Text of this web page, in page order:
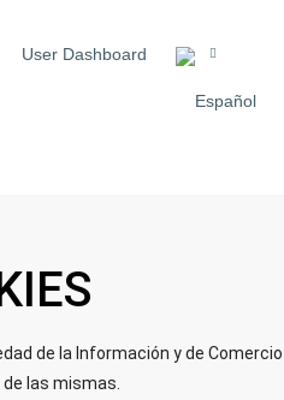
User Dashboard
de la Información y de
las mismas.